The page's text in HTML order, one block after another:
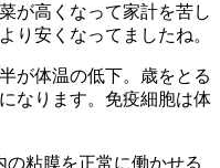
が高くなって家計を苦し
り安くなってましたね。
が体温の低下。歳をとる
なります。免疫細胞は体
の粘膜を正常に働かせる